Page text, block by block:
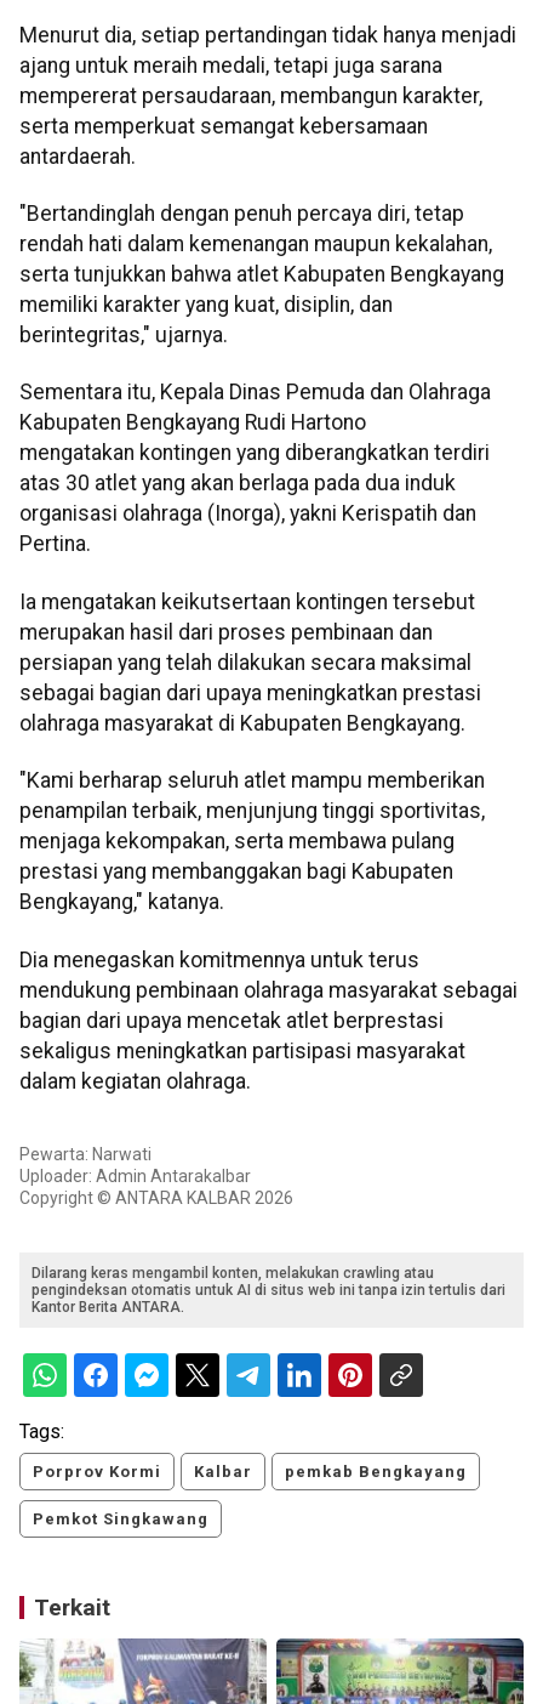
Menurut dia, setiap pertandingan tidak hanya menjadi
ajang untuk meraih medali, tetapi juga sarana
mempererat persaudaraan, membangun karakter,
serta memperkuat semangat kebersamaan
antardaerah.
"Bertandinglah dengan penuh percaya diri, tetap
rendah hati dalam kemenangan maupun kekalahan,
serta tunjukkan bahwa atlet Kabupaten Bengkayang
memiliki karakter yang kuat, disiplin, dan
berintegritas," ujarnya.
Sementara itu, Kepala Dinas Pemuda dan Olahraga
Kabupaten Bengkayang Rudi Hartono
mengatakan kontingen yang diberangkatkan terdiri
atas 30 atlet yang akan berlaga pada dua induk
organisasi olahraga (Inorga), yakni Kerispatih dan
Pertina.
Ia mengatakan keikutsertaan kontingen tersebut
merupakan hasil dari proses pembinaan dan
persiapan yang telah dilakukan secara maksimal
sebagai bagian dari upaya meningkatkan prestasi
olahraga masyarakat di Kabupaten Bengkayang.
"Kami berharap seluruh atlet mampu memberikan
penampilan terbaik, menjunjung tinggi sportivitas,
menjaga kekompakan, serta membawa pulang
prestasi yang membanggakan bagi Kabupaten
Bengkayang," katanya.
Dia menegaskan komitmennya untuk terus
mendukung pembinaan olahraga masyarakat sebagai
bagian dari upaya mencetak atlet berprestasi
sekaligus meningkatkan partisipasi masyarakat
dalam kegiatan olahraga.
Pewarta: Narwati
Uploader: Admin Antarakalbar
Copyright © ANTARA KALBAR 2026
Dilarang keras mengambil konten, melakukan crawling atau
pengindeksan otomatis untuk AI di situs web ini tanpa izin tertulis dari
Kantor Berita ANTARA.
Tags:
Porprov Kormi Kalbar pemkab Bengkayang
Pemkot Singkawang
Terkait